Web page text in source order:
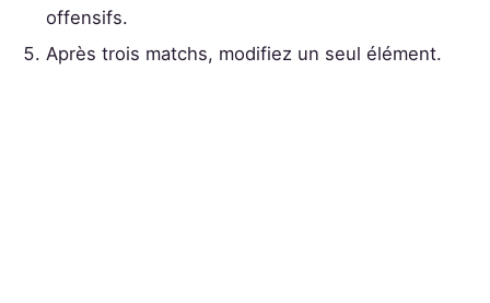
offensifs.
Après trois matchs, modifiez un seul élément.